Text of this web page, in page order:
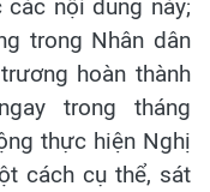
nội dung này;
trong Nhân dân
hoàn thành
trong tháng
thực hiện Nghị
cách cụ thể, sát